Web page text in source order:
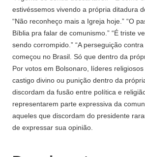
estivéssemos vivendo a própria ditadura
“Não reconheço mais a Igreja hoje.” “O
Bíblia pra falar de comunismo.” “É triste
sendo corrompido.” “A perseguição
começou no Brasil. Só que dentro da
Por votos em Bolsonaro, líderes
castigo divino ou punição dentro da
discordam da fusão entre política e
representarem parte expressiva da
aqueles que discordam do presidente
de expressar sua opinião.